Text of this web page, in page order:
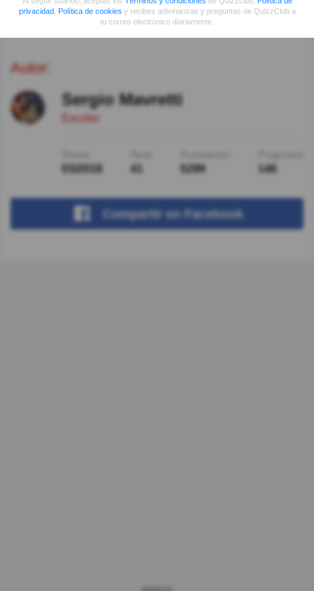
Autor:
Sergio Mavretti
Escritor
03/2018 41 5299 146
Compartir en Facebook
privacidad, Política de cookies y recibes adivinanzas y preguntas de QuizzClub a
tu correo electrónico diariamente.